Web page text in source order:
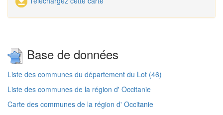
Base de données
Liste des communes du département du Lot (46)
Liste des communes de la région d' Occitanie
Carte des communes de la région d' Occitanie